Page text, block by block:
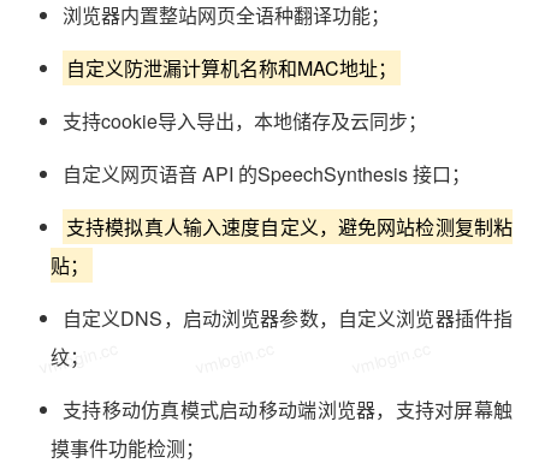
浏览器内置整站网页全语种翻译功能；
自定义防泄漏计算机名称和MAC地址；
支持cookie导入导出，本地储存及云同步；
自定义网页语音 API 的SpeechSynthesis 接口；
支持模拟真人输入速度自定义，避免网站检测复制粘
贴；
自定义DNS，启动浏览器参数，自定义浏览器插件指
纹；
支持移动仿真模式启动移动端浏览器，支持对屏幕触
摸事件功能检测；
vmlogin.cc